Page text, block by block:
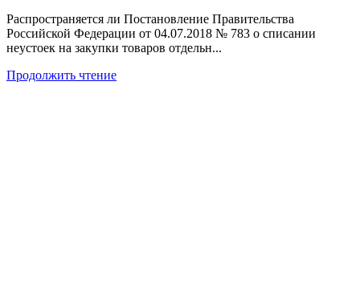
Распространяется ли Постановление Правительства
Российской Федерации от 04.07.2018 № 783 о списании
неустоек на закупки товаров отдельн...
Продолжить чтение